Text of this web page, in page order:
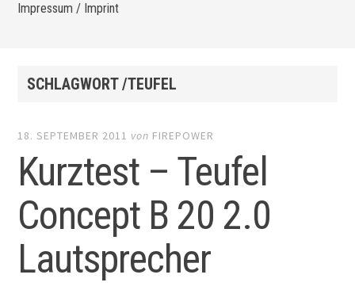
Impressum / Imprint
SCHLAGWORT /TEUFEL
18. SEPTEMBER 2011 von FIREPOWER
Kurztest – Teufel
Concept B 20 2.0
Lautsprecher